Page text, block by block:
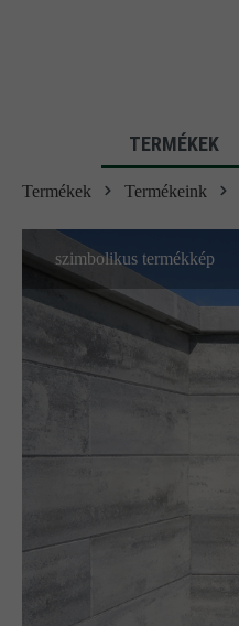
TERMÉKEK
Termékek Termékeink
szimbolikus termékkép